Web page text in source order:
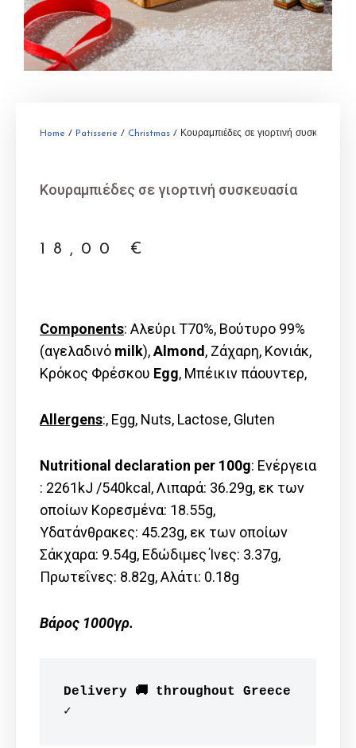
Home / Patisserie / Christmas / Κουραμπιέδες σε γιορτινή συσκευασία
Κουραμπιέδες σε γιορτινή συσκευασία
18,00 €
Components: Αλεύρι Τ70%, Βούτυρο 99%
(αγελαδινό milk),Almond, Ζάχαρη, Κονιάκ,
Κρόκος Φρέσκου Egg, Μπέικιν πάουντερ,
Allergens:, Egg, Nuts, Lactose, Gluten
Nutritional declaration per 100g: Ενέργεια
: 2261kJ /540kcal, Λιπαρά: 36.29g, εκ των
οποίων Kορεσμένα: 18.55g,
Υδατάνθρακες: 45.23g, εκ των οποίων
Σάκχαρα: 9.54g, Εδώδιμες Ίνες: 3.37g,
Πρωτεΐνες: 8.82g, Αλάτι: 0.18g
Βάρος 1000γρ.
Delivery 🚚 throughout Greece
✓